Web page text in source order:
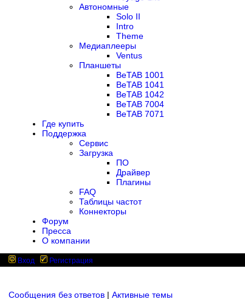
Автономные
Solo II
Intro
Theme
Медиаплееры
Ventus
Планшеты
BeTAB 1001
BeTAB 1041
BeTAB 1042
BeTAB 7004
BeTAB 7071
Где купить
Поддержка
Сервис
Загрузка
ПО
Драйвер
Плагины
FAQ
Таблицы частот
Коннекторы
Форум
Пресса
О компании
Вход Регистрация
Сообщения без ответов | Активные темы